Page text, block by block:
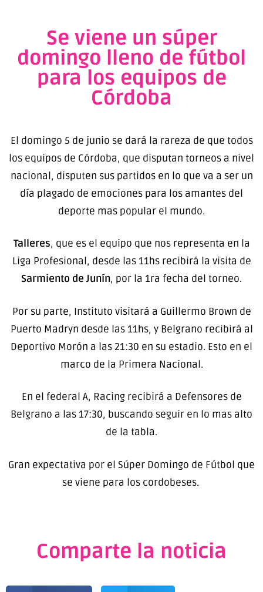
Se viene un súper
domingo lleno de fútbol
para los equipos de
Córdoba
El domingo 5 de junio se dará la rareza de que todos
los equipos de Córdoba, que disputan torneos a nivel
nacional, disputen sus partidos en lo que va a ser un
día plagado de emociones para los amantes del
deporte mas popular el mundo.
Talleres, que es el equipo que nos representa en la
Liga Profesional, desde las 11hs recibirá la visita de
Sarmiento de Junín, por la 1ra fecha del torneo.
Por su parte, Instituto visitará a Guillermo Brown de
Puerto Madryn desde las 11hs, y Belgrano recibirá al
Deportivo Morón a las 21:30 en su estadio. Esto en el
marco de la Primera Nacional.
En el federal A, Racing recibirá a Defensores de
Belgrano a las 17:30, buscando seguir en lo mas alto
de la tabla.
Gran expectativa por el Súper Domingo de Fútbol que
se viene para los cordobeses.
Comparte la noticia